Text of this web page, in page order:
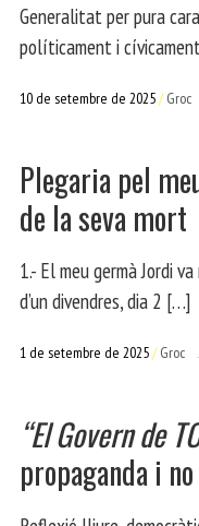
Generalitat per pura
políticament i
10 de setembre de 2025 Groc
Plegaria pel
de la seva mort
1.- El meu germà Jordi
d’un divendres, dia 2 […]
1 de setembre de 2025 Groc
“El Govern de
propaganda i